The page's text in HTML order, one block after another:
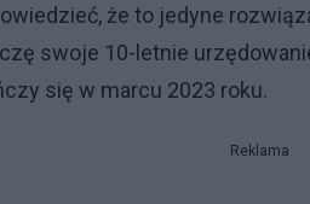
że to jedyne
swoje 10-letnie
się w marcu 2023 roku.
Reklama